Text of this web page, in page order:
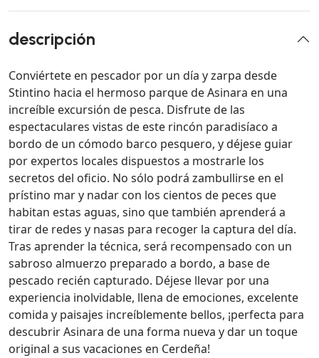
descripción
Conviértete en pescador por un día y zarpa desde
Stintino hacia el hermoso parque de Asinara en una
increíble excursión de pesca. Disfrute de las
espectaculares vistas de este rincón paradisíaco a
bordo de un cómodo barco pesquero, y déjese guiar
por expertos locales dispuestos a mostrarle los
secretos del oficio. No sólo podrá zambullirse en el
prístino mar y nadar con los cientos de peces que
habitan estas aguas, sino que también aprenderá a
tirar de redes y nasas para recoger la captura del día.
Tras aprender la técnica, será recompensado con un
sabroso almuerzo preparado a bordo, a base de
pescado recién capturado. Déjese llevar por una
experiencia inolvidable, llena de emociones, excelente
comida y paisajes increíblemente bellos, ¡perfecta para
descubrir Asinara de una forma nueva y dar un toque
original a sus vacaciones en Cerdeña!